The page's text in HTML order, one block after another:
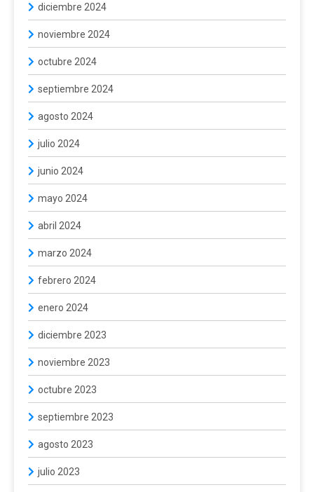
diciembre 2024
noviembre 2024
octubre 2024
septiembre 2024
agosto 2024
julio 2024
junio 2024
mayo 2024
abril 2024
marzo 2024
febrero 2024
enero 2024
diciembre 2023
noviembre 2023
octubre 2023
septiembre 2023
agosto 2023
julio 2023